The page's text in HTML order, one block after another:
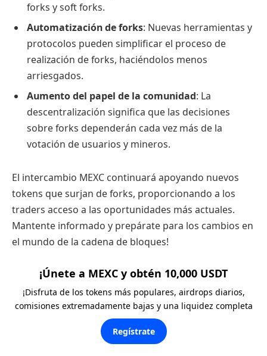
forks y soft forks.
Automatización de forks: Nuevas herramientas y
protocolos pueden simplificar el proceso de
realización de forks, haciéndolos menos
arriesgados.
Aumento del papel de la comunidad: La
descentralización significa que las decisiones
sobre forks dependerán cada vez más de la
votación de usuarios y mineros.
El intercambio MEXC continuará apoyando nuevos
tokens que surjan de forks, proporcionando a los
traders acceso a las oportunidades más actuales.
Mantente informado y prepárate para los cambios en
el mundo de la cadena de bloques!
¡Únete a MEXC y obtén 10,000 USDT
¡Disfruta de los tokens más populares, airdrops diarios,
comisiones extremadamente bajas y una liquidez completa
Regístrate